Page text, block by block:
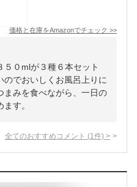
価格と在庫をAmazonでチェック >>
０mlが３種６本セット
のでおいしくお風呂上りに
まみを食べながら、一日の
す。
全てのおすすめコメント (1 件) >